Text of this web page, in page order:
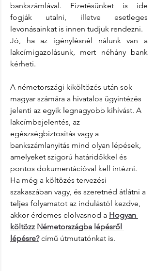
bankszámlával. Fizetésünket is ide
fogják utalni, illetve esetleges
levonásainkat is innen tudjuk rendezni.
Jó, ha az igénylésnél nálunk van a
lakcímigazolásunk, mert néhány bank
kérheti.
A németországi kiköltözés után sok
magyar számára a hivatalos ügyintézés
jelenti az egyik legnagyobb kihívást. A
lakcímbejelentés, az
egészségbiztosítás vagy a
bankszámlanyitás mind olyan lépések,
amelyeket szigorú határidőkkel és
pontos dokumentációval kell intézni.
Ha még a költözés tervezési
szakaszában vagy, és szeretnéd átlátni a
teljes folyamatot az indulástól kezdve,
akkor érdemes elolvasnod a Hogyan
költözz Németországba lépésről
lépésre? című útmutatónkat is.